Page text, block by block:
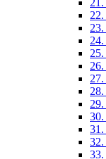
30.
31.